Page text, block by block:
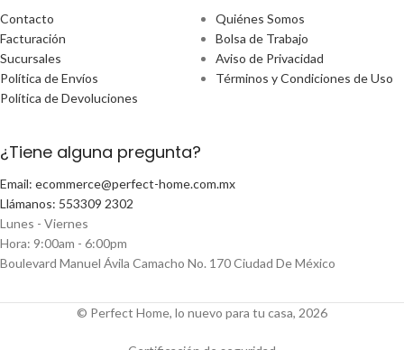
Contacto
Facturación
Sucursales
Política de Envíos
Política de Devoluciones
Quiénes Somos
Bolsa de Trabajo
Aviso de Privacidad
Términos y Condiciones de Uso
¿Tiene alguna pregunta?
Email: ecommerce@perfect-home.com.mx
Llámanos: 553309 2302
Lunes - Viernes
Hora: 9:00am - 6:00pm
Boulevard Manuel Ávila Camacho No. 170 Ciudad De México
© Perfect Home, lo nuevo para tu casa, 2026